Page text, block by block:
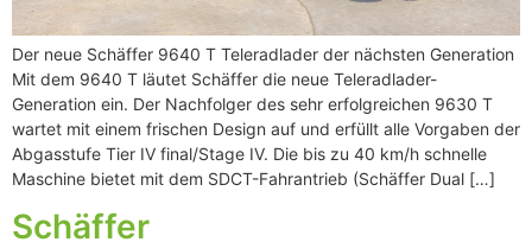
Der neue Schäffer 9640 T Teleradlader der nächsten Generation
Mit dem 9640 T läutet Schäffer die neue Teleradlader-
Generation ein. Der Nachfolger des sehr erfolgreichen 9630 T
wartet mit einem frischen Design auf und erfüllt alle Vorgaben der
Abgasstufe Tier IV final/Stage IV. Die bis zu 40 km/h schnelle
Maschine bietet mit dem SDCT-Fahrantrieb (Schäffer Dual […]
Schäffer